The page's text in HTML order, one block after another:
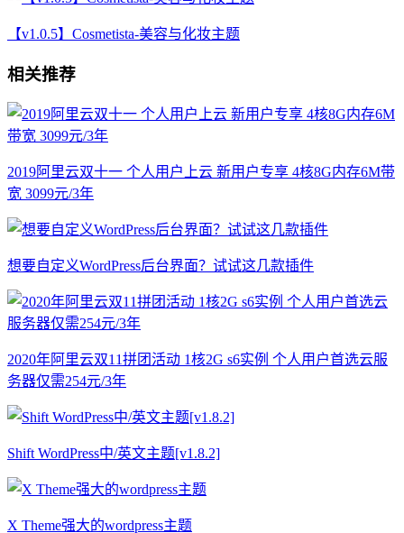
【v1.0.5】Cosmetista-美容与化妆主题
相关推荐
2019阿里云双十一 个人用户上云 新用户专享 4核8G内存6M带
宽 3099元/3年
想要自定义WordPress后台界面？试试这几款插件
2020年阿里云双11拼团活动 1核2G s6实例 个人用户首选云服
务器仅需254元/3年
Shift WordPress中/英文主题[v1.8.2]
X Theme强大的wordpress主题